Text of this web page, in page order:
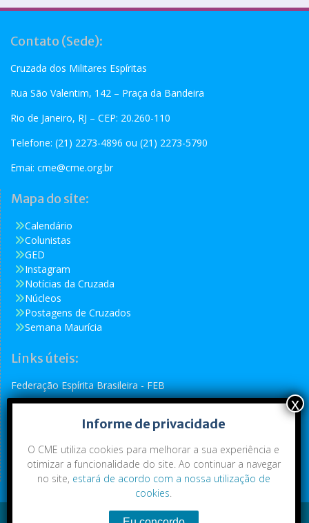
Contato (Sede):
Cruzada dos Militares Espíritas
Rua São Valentim, 142 – Praça da Bandeira
Rio de Janeiro, RJ – CEP: 20.260-110
Telefone: (21) 2273-4896 ou (21) 2273-5790
Emai: cme@cme.org.br
Mapa do site:
Calendário
Colunistas
GED
Instagram
Notícias da Cruzada
Núcleos
Postagens de Cruzados
Semana Maurícia
Links úteis:
Federação Espírita Brasileira - FEB
Conselho Espírita Internacional - CEI
Informe de privacidade
O CME utiliza cookies para melhorar a sua experiência e
otimizar a funcionalidade do site. Ao continuar a navegar
no site, estará de acordo com a nossa utilização de
cookies.